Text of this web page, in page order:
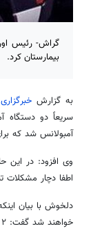
بیمارستان کرد.
به گزارش
سریعاً دو دستگاه آمبولانس
آمبولانس شد که
وی افزود: در این
اطفا دچار مشکلات
دلخوش با بیان
خواهند شد گفت: ٢ نفر از این مصدومان برای ادامه درمان در بیمارستان بستری می‌شوند.